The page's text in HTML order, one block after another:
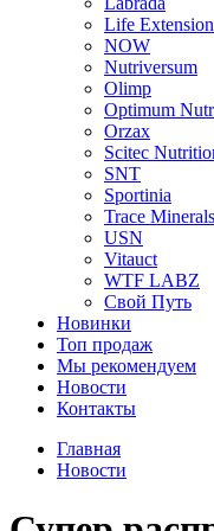
Life Extension
NOW
Nutriversum
Olimp
Optimum
Orzax
Scitec
SNT
Sportinia
Trace Minerals
USN
Vitauct
WTF LABZ
Свой Путь
Новинки
Топ продаж
Мы рекомендуем
Новости
Контакты
Главная
Новости